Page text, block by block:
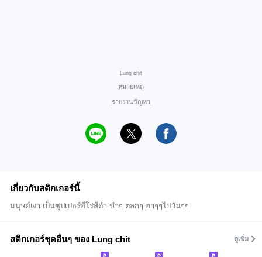
Lung chit
หมายเหตุ
รายงานปัญหา
เกี่ยวกับสติกเกอร์นี้
มนุษย์เงา เป็นซุปเปอร์ฮีโร่สีดำ ขำๆ ตลกๆ ฮาๆๆไปวันๆๆ
สติกเกอร์ชุดอื่นๆ ของ Lung chit ดูเพิ่ม